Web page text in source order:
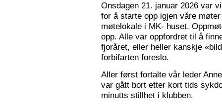
Onsdagen 21. januar 2026 var
for å starte opp igjen våre
møtelokale i MK- huset.
opp. Alle var oppfordret til å
fjoråret, eller heller kanskje
forbifarten foreslo.
Aller først fortalte vår leder
var gått bort etter kort tids
minutts stillhet i klubben.